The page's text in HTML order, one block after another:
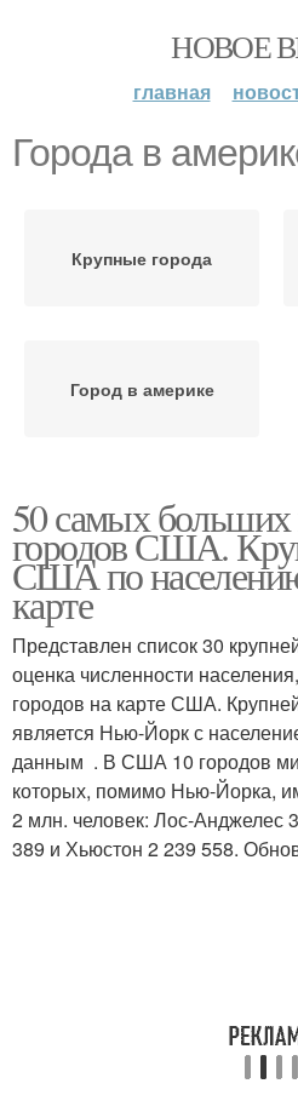
НОВОЕ
главная
Города в
Крупные города
Город в америке
50 самых
городов США.
США по
карте
Представлен список 30
оценка численности
городов на карте США.
является Нью-Йорк с
данным . В США 10 городов
которых, помимо Нью-Йорка,
2 млн. человек: Лос-Анджелес
389 и Хьюстон 2 239 558.